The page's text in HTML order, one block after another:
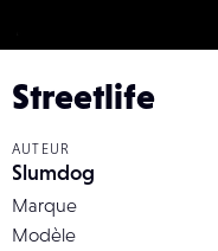
Streetlife
AUTEUR
Slumdog
Marque
Modèle